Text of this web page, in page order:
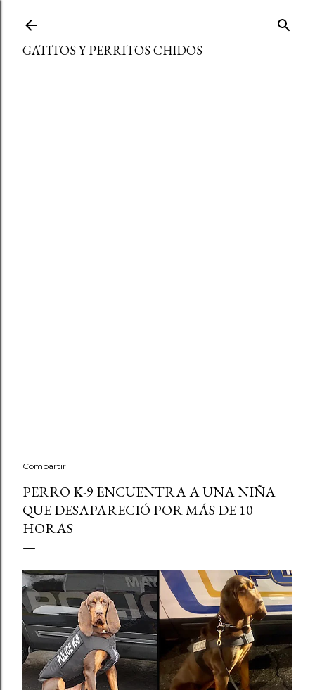
GATITOS Y PERRITOS CHIDOS
Compartir
PERRO K-9 ENCUENTRA A UNA NIÑA
QUE DESAPARECIÓ POR MÁS DE 10
HORAS